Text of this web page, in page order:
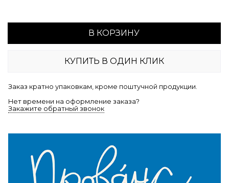
В КОРЗИНУ
КУПИТЬ В ОДИН КЛИК
Заказ кратно упаковкам, кроме поштучной продукции.
Нет времени на оформление заказа?
Закажите обратный звонок